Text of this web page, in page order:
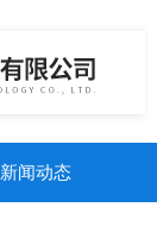
新闻动态